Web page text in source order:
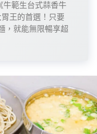
牛範生台式蒜香牛
王的首選！只要
，就能無限暢享超